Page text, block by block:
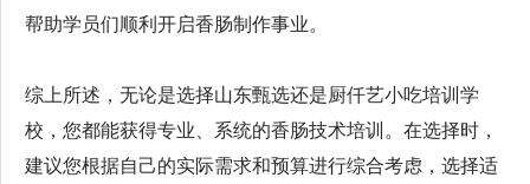
帮助学员们顺利开启香肠制作事业。
综上所述，无论是选择山东甄选还是厨仟艺小吃培训学
校，您都能获得专业、系统的香肠技术培训。在选择时，
建议您根据自己的实际需求和预算进行综合考虑，选择适